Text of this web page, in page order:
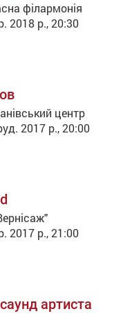
філармонія
2018 р., 20:30
центр
2017 р., 20:00
2017 р., 21:00
артиста